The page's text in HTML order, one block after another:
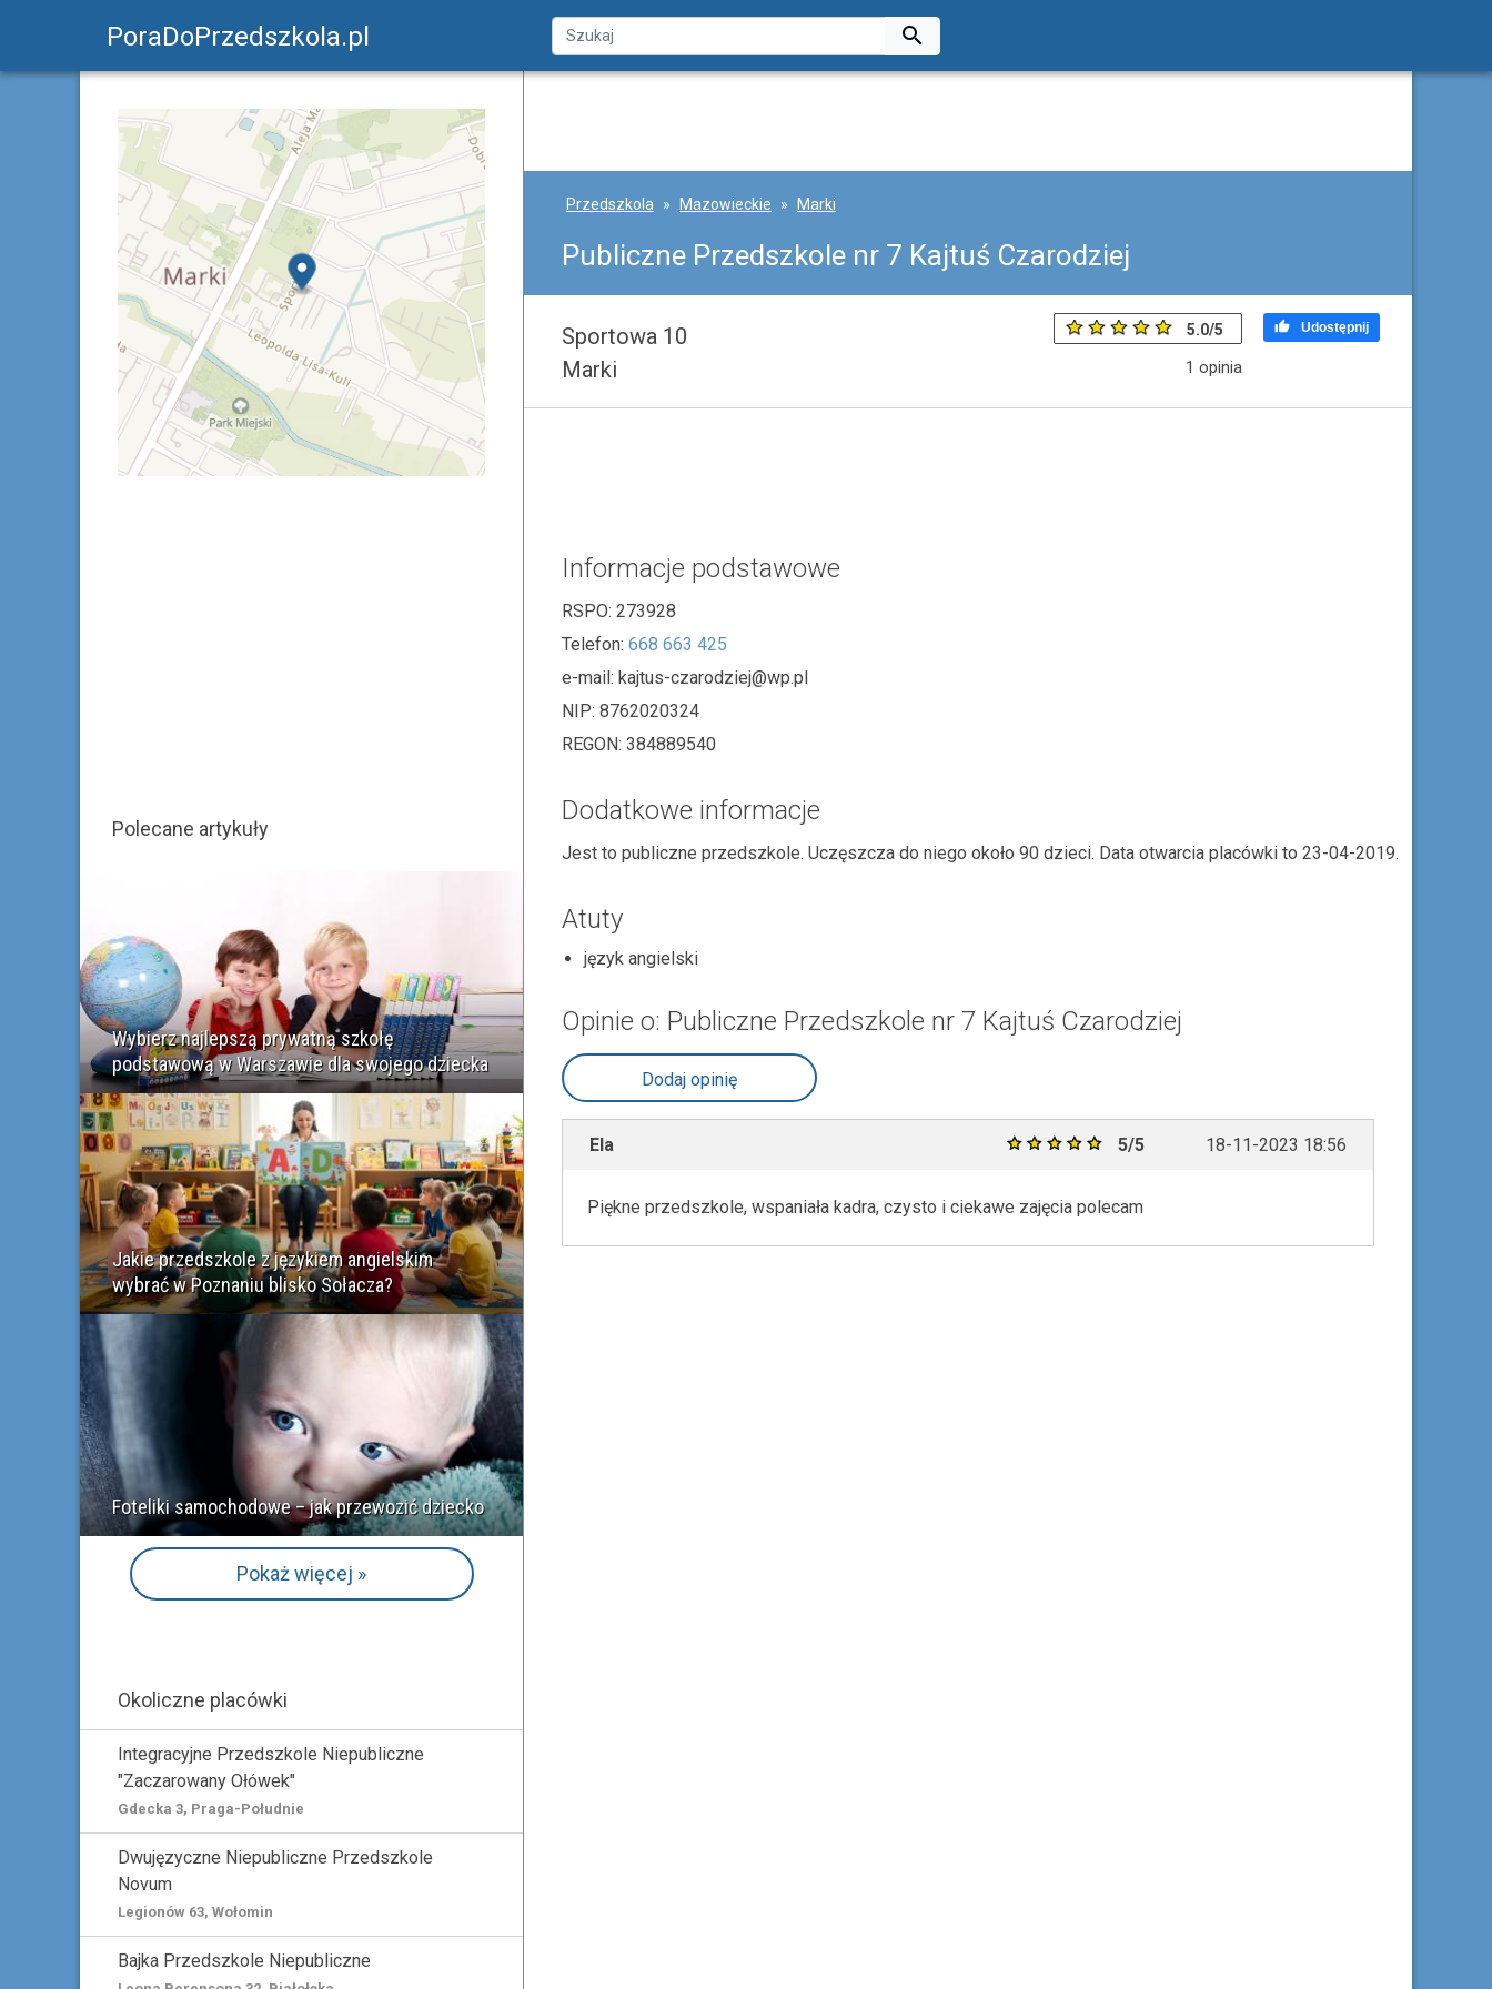
PoraDoPrzedszkola.pl 
Przedszkola Mazowieckie Marki
Publiczne Przedszkole nr 7 Kajtuś Czarodziej
Sportowa 10
Marki
5.0/5
1 opinia
 Udostępnij
Informacje podstawowe
RSPO: 273928
Telefon: 668 663 425
e-mail: kajtus-czarodziej@wp.pl
NIP: 8762020324
REGON: 384889540
Dodatkowe informacje
Jest to publiczne przedszkole. Uczęszcza do niego około 90 dzieci. Data otwarcia placówki to 23-04-2019.
Atuty
język angielski
Opinie o: Publiczne Przedszkole nr 7 Kajtuś Czarodziej
Dodaj opinię
Ela 5/5 18-11-2023 18:56
Piękne przedszkole, wspaniała kadra, czysto i ciekawe zajęcia polecam
Polecane artykuły
Wybierz najlepszą prywatną szkołę
podstawową w Warszawie dla swojego dziecka
Jakie przedszkole z językiem angielskim
wybrać w Poznaniu blisko Sołacza?
Foteliki samochodowe – jak przewozić dziecko
Pokaż więcej »
Okoliczne placówki
Integracyjne Przedszkole Niepubliczne
"Zaczarowany Ołówek"
Gdecka 3, Praga-Południe
Dwujęzyczne Niepubliczne Przedszkole
Novum
Legionów 63, Wołomin
Bajka Przedszkole Niepubliczne